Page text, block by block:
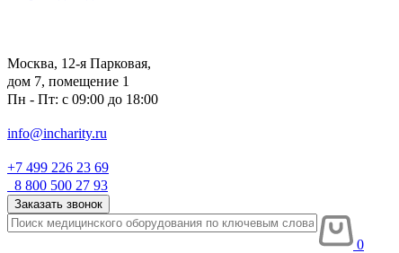
Москва, 12-я Парковая,
дом 7, помещение 1
Пн - Пт: с 09:00 до 18:00
info@incharity.ru
+7 499 226 23 69
8 800 500 27 93
Заказать звонок
0